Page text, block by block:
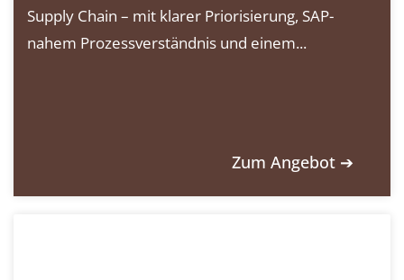
Supply Chain – mit klarer Priorisierung, SAP-
nahem Prozessverständnis und einem...
Zum Angebot ➔